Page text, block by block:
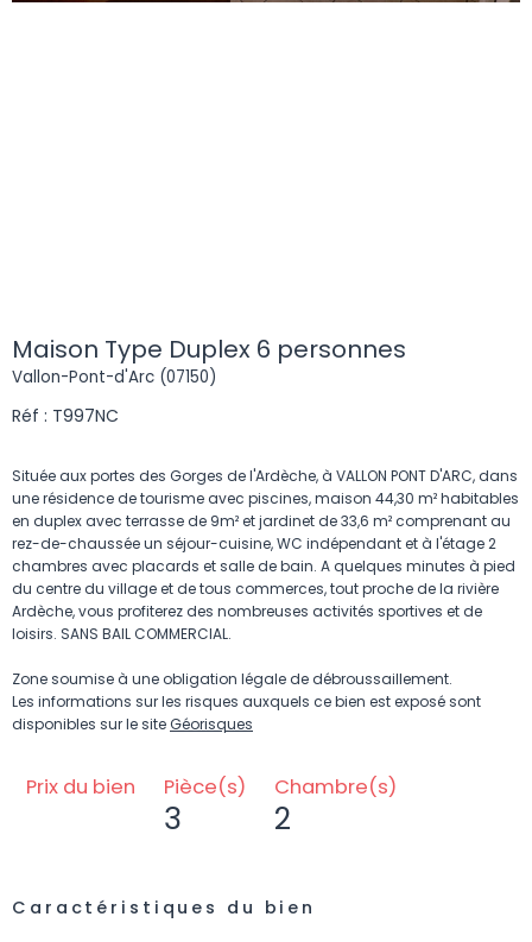
Maison Type Duplex 6 personnes
Vallon-Pont-d'Arc (07150)
Réf : T997NC
Située aux portes des Gorges de l'Ardèche, à VALLON PONT D'ARC, dans
une résidence de tourisme avec piscines, maison 44,30 m² habitables
en duplex avec terrasse de 9m² et jardinet de 33,6 m² comprenant au
rez-de-chaussée un séjour-cuisine, WC indépendant et à l'étage 2
chambres avec placards et salle de bain. A quelques minutes à pied
du centre du village et de tous commerces, tout proche de la rivière
Ardèche, vous profiterez des nombreuses activités sportives et de
loisirs. SANS BAIL COMMERCIAL.
Zone soumise à une obligation légale de débroussaillement.
Les informations sur les risques auxquels ce bien est exposé sont
disponibles sur le siteGéorisques
Prix du bien Pièce(s)
3
Chambre(s)
2
Caractéristiques du bien